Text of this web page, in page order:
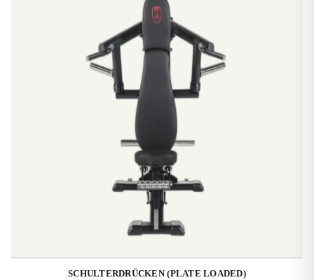
SCHULTERDRÜCKEN (PLATE LOADED)